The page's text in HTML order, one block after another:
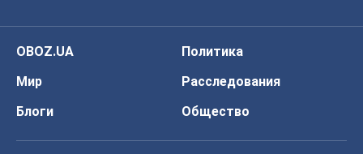
OBOZ.UA
Политика
Мир
Расследования
Блоги
Общество